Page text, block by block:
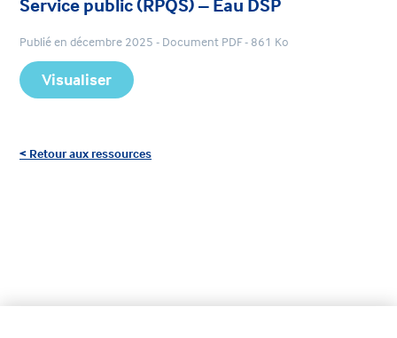
Service public (RPQS) – Eau DSP
Publié en décembre 2025 - Document PDF - 861 Ko
Visualiser
< Retour aux ressources